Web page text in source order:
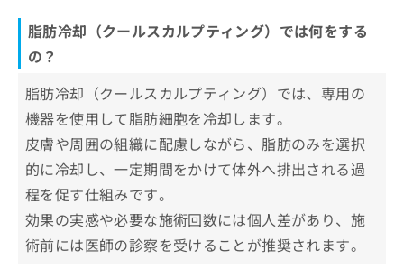
【脂肪冷却の基礎知識】これを知ってから脂肪
冷却（クールスカルプティング）の施術を検討
われる機器一覧
脂肪冷却で使用される機器の選び方と
クリニック選びのポイント
導入機器を選ぶときのポイント
クリニックで確認したいこと
避けたいクリニックの特徴
脂肪冷却（クールスカルプティング）に関する
よくある質問10選！
まとめ：広島市で評判の脂肪冷却におすすめの
脂肪冷却（クールスカルプティング）では何をする
の？
脂肪冷却（クールスカルプティング）では、専用の
機器を使用して脂肪細胞を冷却します。
皮膚や周囲の組織に配慮しながら、脂肪のみを選択
的に冷却し、一定期間をかけて体外へ排出される過
程を促す仕組みです。
効果の実感や必要な施術回数には個人差があり、施
術前には医師の診察を受けることが推奨されます。
ら
そ
の
他
の
お
問
い
合
わ
せ
は
ち
ら